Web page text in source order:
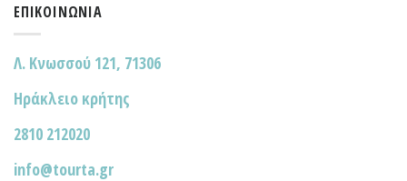
ΕΠΙΚΟΙΝΩΝΊΑ
Λ. Κνωσσού 121, 71306
Ηράκλειο κρήτης
2810 212020
info@tourta.gr